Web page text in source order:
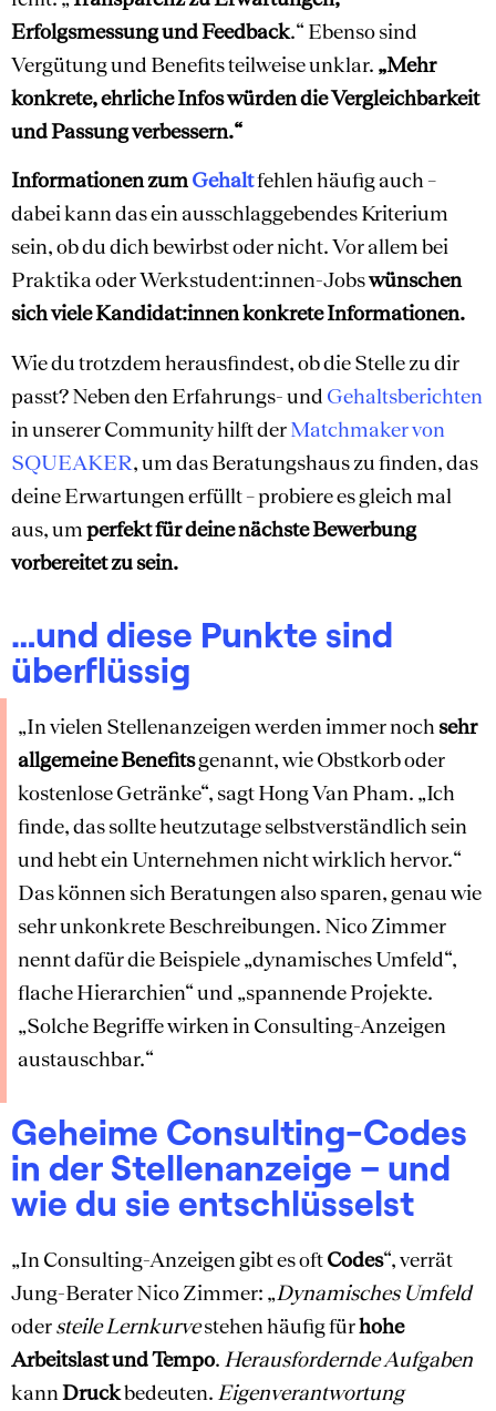
Erfolgsmessung und Feedback.“ Ebenso sind
Vergütung und Benefits teilweise unklar. „Mehr
konkrete, ehrliche Infos würden die Vergleichbarkeit
und Passung verbessern.“
Informationen zumGehaltfehlen häufig auch –
dabei kann das ein ausschlaggebendes Kriterium
sein, ob du dich bewirbst oder nicht. Vor allem bei
Praktika oder Werkstudent:innen-Jobswünschen
sich viele Kandidat:innen konkrete Informationen.
Wie du trotzdem herausfindest, ob die Stelle zu dir
passt? Neben den Erfahrungs- und Gehaltsberichten
in unserer Community hilft derMatchmaker von
SQUEAKER, um das Beratungshaus zu finden, das
deine Erwartungen erfüllt – probiere es gleich mal
aus, um perfekt für deine nächste Bewerbung
vorbereitet zu sein.
…und diese Punkte sind
überflüssig
„In vielen Stellenanzeigen werden immer noch sehr
allgemeine Benefitsgenannt, wie Obstkorb oder
kostenlose Getränke“, sagt Hong Van Pham. „Ich
finde, das sollte heutzutage selbstverständlich sein
und hebt ein Unternehmen nicht wirklich hervor.“
Das können sich Beratungen also sparen, genau wie
sehr unkonkrete Beschreibungen. Nico Zimmer
nennt dafür die Beispiele „dynamisches Umfeld“,
flache Hierarchien“ und „spannende Projekte.
„Solche Begriffe wirken in Consulting-Anzeigen
austauschbar.“
Geheime Consulting-Codes
in der Stellenanzeige – und
wie du sie entschlüsselst
„In Consulting-Anzeigen gibt es oftCodes“, verrät
Jung-Berater Nico Zimmer: „Dynamisches Umfeld
odersteile Lernkurvestehen häufig fürhohe
Arbeitslast und Tempo. Herausfordernde Aufgaben
kannDruckbedeuten. Eigenverantwortung